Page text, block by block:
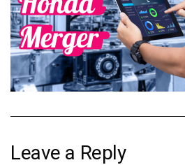
Leave a Reply